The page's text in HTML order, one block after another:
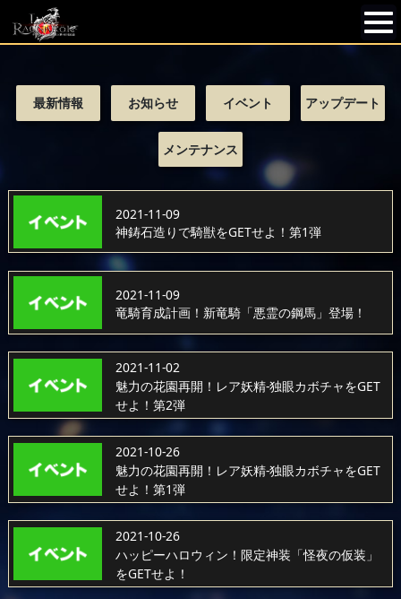
最新情報 お知らせ イベント アップデート
メンテナンス
2021-11-09
神鋳石造りで騎獣をGETせよ！第1弾
2021-11-09
竜騎育成計画！新竜騎「悪霊の鋼馬」登場！
2021-11-02
魅力の花園再開！レア妖精-独眼カボチャをGET
せよ！第2弾
2021-10-26
魅力の花園再開！レア妖精-独眼カボチャをGET
せよ！第1弾
2021-10-26
ハッピーハロウィン！限定神装「怪夜の仮装」
をGETせよ！